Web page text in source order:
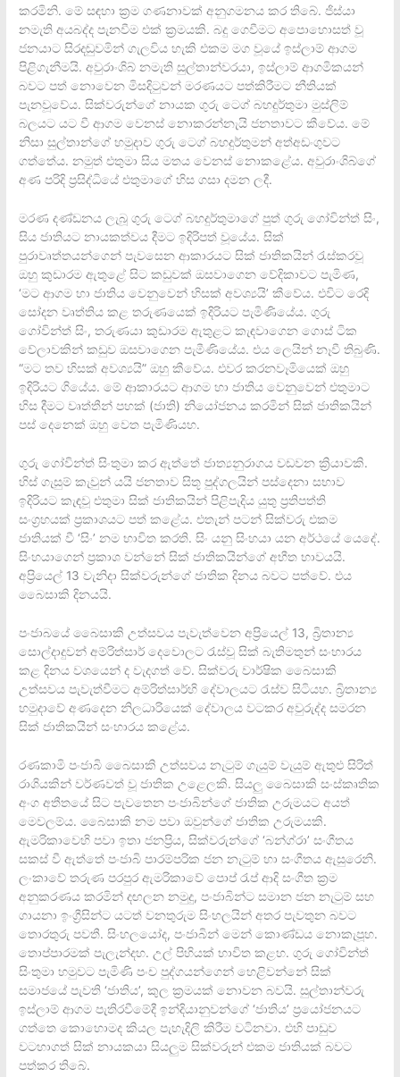
කරමිනි. මේ සඳහා ක්‍රම ගණනාවක් අනුගමනය කර තිබේ. ජිස්යා
නමැති අයබද්ද පැනවීම එක් ක්‍රමයකි. බදු ගෙවීමට අපොහොසත් වූ
ජනයාට සිරදඬුවමින් ගැලවිය හැකි එකම මග වූයේ ඉස්ලාම් ආගම
පිළිගැනීමයි. අවුරාංශිබ් නමැති සුල්තාන්වරයා, ඉස්ලාම් ආගමිකයන්
බවට පත් නොවෙන මිසදිටුවන් මරණයට පත්කිරීමට නීතියක්
පැනවූවේය. සික්වරුන්ගේ නායක ගුරු ටෙග් බහදුර්තුමා මුස්ලිම්
බලයට යට වී ආගම වෙනස් නොකරන්නැයි ජනතාවට කීවේය. මේ
නිසා සුල්තාන්ගේ හමුදාව ගුරු ටෙග් බහදුර්තුමන් අත්අඩංගුවට
ගත්තේය. නමුත් එතුමා සිය මතය වෙනස් නොකළේය. අවුරාංශිබ්ගේ
අණ පරිදි ප්‍රසිද්ධියේ එතුමාගේ හිස ගසා දමන ලදී.
මරණ දණ්ඩනය ලැබූ ගුරු ටෙග් බහදුර්තුමාගේ පුත් ගුරු ගෝවින්ත් සිං,
සිය ජාතියට නායකත්වය දීමට ඉදිරිපත් වූයේය. සික්
පුරාවෘත්තයන්ගෙන් පැවසෙන ආකාරයට සික් ජාතිකයින් රැස්කරවූ
ඔහු කුඩාරම ඇතුළේ සිට කඩුවක් ඔසවාගෙන වේදිකාවට පැමිණ,
‘මට ආගම හා ජාතිය වෙනුවෙන් හිසක් අවශ්‍යයි’ කීවේය. එවිට රෙදි
සෝදන වෘත්තිය කළ තරුණයෙක් ඉදිරියට පැමිණියේය. ගුරු
ගෝවින්ත් සිං, තරුණයා කුඩාරම ඇතුළට කැඳවාගෙන ගොස් ටික
වේලාවකින් කඩුව ඔසවාගෙන පැමීණියේය. එය ලෙයින් නෑවී තිබුණි.
“මට තව හිසක් අවශ්‍යයි” ඔහු කීවේය. එවර කරනවෑමියෙක් ඔහු
ඉදිරියට ගියේය. මේ ආකාරයට ආගම හා ජාතිය වෙනුවෙන් එතුමාට
හිස දීමට වෘත්තීන් පහක් (ජාති) නියෝජනය කරමින් සික් ජාතිකයින්
පස් දෙනෙක් ඔහු වෙත පැමිණියහ.
ගුරු ගෝවින්ත් සිංතුමා කර ඇත්තේ ජාත්‍යනුරාගය වඩවන ක්‍රියාවකි.
හිස් ගැසුම් කැවුන් යයි ජනතාව සිතූ පුද්ගලයින් පස්දෙනා සභාව
ඉදිරියට කැඳවූ එතුමා සික් ජාතිකයින් පිළිපැදිය යුතු ප්‍රතිපත්ති
සංග්‍රහයක් ප්‍රකාශයට පත් කළේය. එතැන් පටන් සික්වරු එකම
ජාතියක් වී ‘සිං’ නම භාවිත කරති. සිං යනු සිංහයා යන අර්ථයේ යෙදේ.
සිංහයාගෙන් ප්‍රකාශ වන්නේ සික් ජාතිකයින්ගේ අභීත භාවයයි.
අප්‍රියෙල් 13 වැනිදා සික්වරුන්ගේ ජාතික දිනය බවට පත්වේ. එය
බෛසාකි දිනයයි.
පංජාබයේ බෛසාකි උත්සවය පැවැත්වෙන අප්‍රියෙල් 13, බ්‍රිතාන්‍ය
සොල්දාදුවන් අම්රිත්සාර් දෙවොලට රැස්වූ සික් බැතිමතුන් සංහාරය
කළ දිනය වශයෙන් ද වැදගත් වේ. සික්වරු වාර්ෂික බෛසාකි
උත්සවය පැවැත්වීමට අම්රිත්සාර්හි දේවාලයට රැස්ව සිටියහ. බ්‍රිතාන්‍ය
හමුදාවේ අණදෙන නිලධාරියෙක් දේවාලය වටකර අවුරුද්ද සමරන
සික් ජාතිකයින් සංහාරය කළේය.
රණකාමි පංජාබි බෛසාකි උත්සවය නැටුම් ගැයුම් වැයුම් ඇතුළු සිරිත්
රාශියකින් වර්ණවත් වූ ජාතික උළෙලකි. සියලු බෛසාකි සංස්කෘතික
අංග අතීතයේ සිට පැවතෙන පංජාබින්ගේ ජාතික උරුමයට අයත්
මෙවලම්ය. බෛසාකි නම පවා ඔවුන්ගේ ජාතික උරුමයකි.
ඇමරිකාවෙහි පවා ඉතා ජනප්‍රිය, සික්වරුන්ගේ ‘බන්ග්රා’ සංගීතය
සකස් වී ඇත්තේ පංජාබි පාරම්පරික ජන නැටුම් හා සංගීතය ඇසුරෙනි.
ලංකාවේ තරුණ පරපුර ඇමරිකාවේ පොප් රැප් ආදි සංගීත ක්‍රම
අනුකරණය කරමින් දඟලන නමුදු, පංජාබින්ට සමාන ජන නැටුම් සහ
ගායනා ඉංග්‍රීසින්ට යටත් වනතුරුම සිංහලයින් අතර පැවතුන බවට
තොරතුරු පවතී. සිංහලයෝද, පංජාබින් මෙන් කොණ්ඩය නොකැපූහ.
තොප්පාරමක් පැලැන්දහ. උල් පිහියක් භාවිත කළහ. ගුරු ගෝවින්ත්
සිංතුමා හමුවට පැමිණි පංච පුද්ගයන්ගෙන් හෙළිවන්නේ සික්
සමාජයේ පැවති ‘ජාතිය’, කුල ක්‍රමයක් නොවන බවයි. සුල්තාන්වරු
ඉස්ලාම් ආගම පැතිරවීමේදී ඉන්දියානුවන්ගේ ‘ජාතිය’ ප්‍රයෝජනයට
ගත්තෙ කොහොමද කියල පැහැදිලි කිරීම වටිනවා. එහි පාඩුව
වටහාගත් සික් නායකයා සියලුම සික්වරුන් එකම ජාතියක් බවට
පත්කර තිබේ.